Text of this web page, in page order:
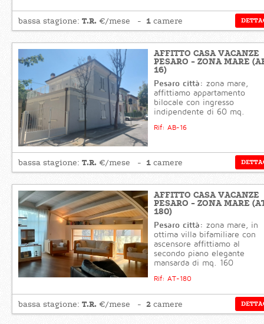
bassa stagione: T.R. €/mese 1 camere
AFFITTO CASA VACANZE
PESARO - ZONA MARE
16)
Pesaro città: zona mare,
affittiamo appartamento
bilocale con ingresso
indipendente di 60 mq.
Rif: AB-16
bassa stagione: T.R. €/mese 1 camere
AFFITTO CASA VACANZE
PESARO - ZONA MARE
180)
Pesaro città: zona mare, in
ottima villa bifamiliare con
ascensore affittiamo al
secondo piano elegante
mansarda di mq. 160
Rif: AT-180
bassa stagione: T.R. €/mese 2 camere